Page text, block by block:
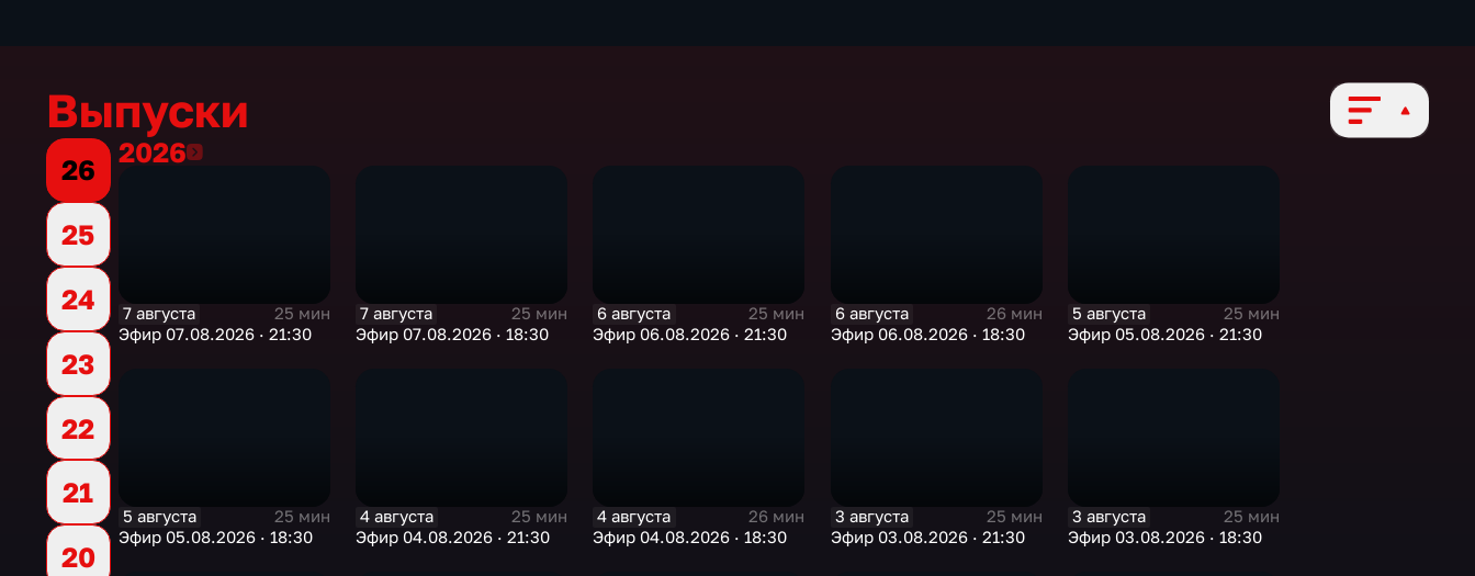
Выпуски
26
25
24
23
22
21
20
20262026
7 августа
25 мин
Эфир 07.08.2026 · 21:30
7 августа
25 мин
Эфир 07.08.2026 · 18:30
6 августа
25 мин
Эфир 06.08.2026 · 21:30
6 августа
26 мин
Эфир 06.08.2026 · 18:30
5 августа
25 мин
Эфир 05.08.2026 · 21:30
5 августа
25 мин
Эфир 05.08.2026 · 18:30
4 августа
25 мин
Эфир 04.08.2026 · 21:30
4 августа
26 мин
Эфир 04.08.2026 · 18:30
3 августа
25 мин
Эфир 03.08.2026 · 21:30
3 августа
25 мин
Эфир 03.08.2026 · 18:30